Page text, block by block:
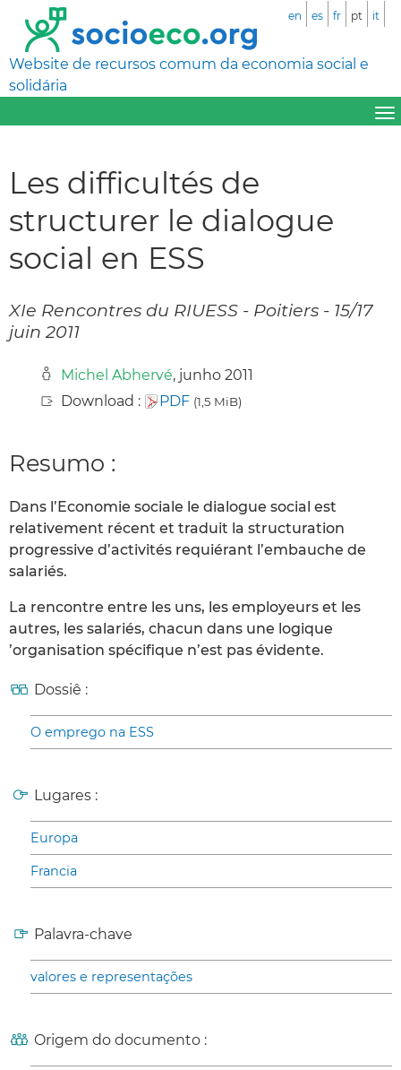
Website de recursos comum da economia social e
solidária
en es fr pt it
Les difficultés de
structurer le dialogue
social en ESS
XIe Rencontres du RIUESS - Poitiers - 15/17
juin 2011
Michel Abhervé, junho 2011
Download :
PDF (1,5 MiB)
Resumo :
Dans l’Economie sociale le dialogue social est
relativement récent et traduit la structuration
progressive d’activités requiérant l’embauche de
salariés.
La rencontre entre les uns, les employeurs et les
autres, les salariés, chacun dans une logique
’organisation spécifique n’est pas évidente.
Dossiê :
O emprego na ESS
Lugares :
Europa
Francia
Palavra-chave
valores e representações
Origem do documento :